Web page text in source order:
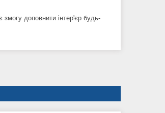
змогу доповнити інтер'єр будь-